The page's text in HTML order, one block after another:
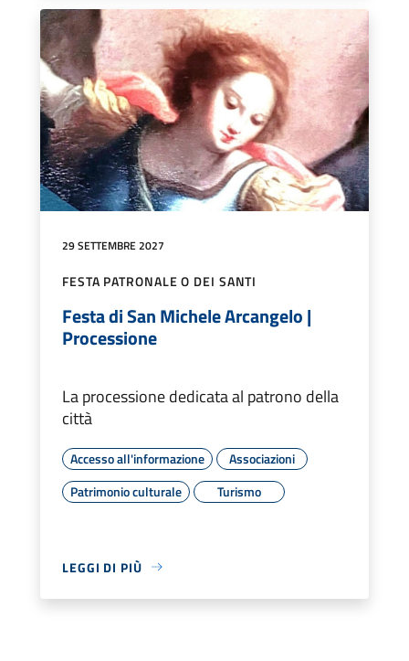
29 SETTEMBRE 2027
FESTA PATRONALE O DEI SANTI
Festa di San Michele Arcangelo |
Processione
La processione dedicata al patrono della
città
Accesso all'informazione
Associazioni
Patrimonio culturale
Turismo
LEGGI DI PIÙ